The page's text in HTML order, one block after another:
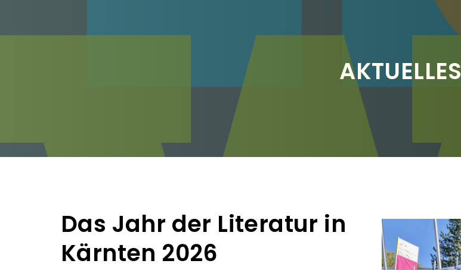
AKTUELLES
Das Jahr der Literatur in
Kärnten 2026